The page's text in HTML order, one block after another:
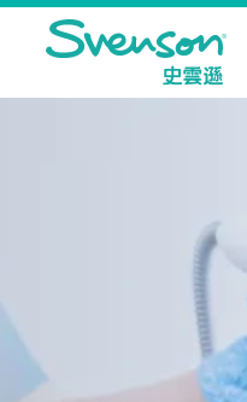
Skip
content